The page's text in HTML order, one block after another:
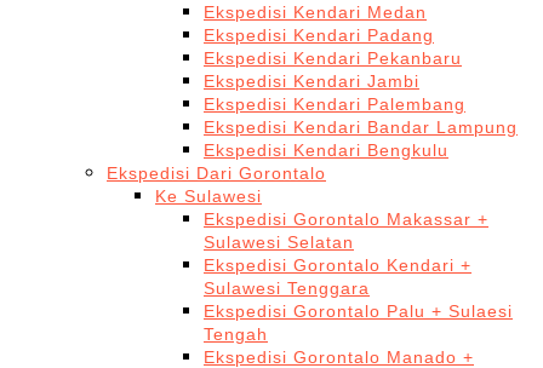
Ekspedisi Kendari Medan
Ekspedisi Kendari Padang
Ekspedisi Kendari Pekanbaru
Ekspedisi Kendari Jambi
Ekspedisi Kendari Palembang
Ekspedisi Kendari Bandar Lampung
Ekspedisi Kendari Bengkulu
Ekspedisi Dari Gorontalo
Ke Sulawesi
Ekspedisi Gorontalo Makassar +
Sulawesi Selatan
Ekspedisi Gorontalo Kendari +
Sulawesi Tenggara
Ekspedisi Gorontalo Palu + Sulaesi
Tengah
Ekspedisi Gorontalo Manado +